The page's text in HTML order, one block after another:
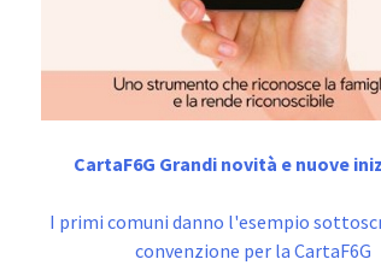
CartaF6G Grandi novità e nuove
I primi comuni danno l'esempio
convenzione per la CartaF6G